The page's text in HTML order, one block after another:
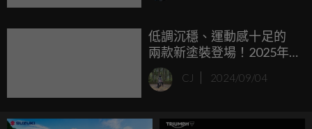
低調沉穩、運動感十足的
兩款新塗裝登場！2025年
式Kawasaki Z650RS 正式發
表
CJ 2024/09/04